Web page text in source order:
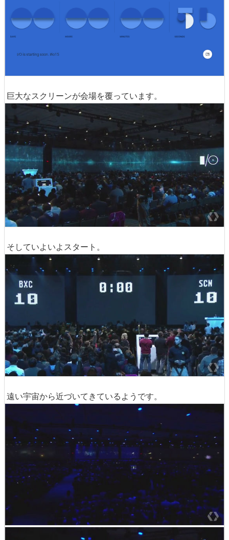
巨大なスクリーンが会場を覆っています。
そしていよいよスタート。
遠い宇宙から近づいてきているようです。